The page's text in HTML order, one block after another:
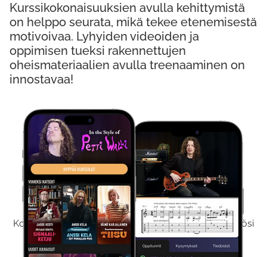
Kokeile Ilmaiseksi
Kokeilemalla ilmaiseksi saat koko sisältömme käyttöösi
viikon ajaksi.
Kurssikokonaisuuksien avulla kehittymistä
on helppo seurata, mikä tekee etenemisestä
motivoivaa. Lyhyiden videoiden ja
oppimisen tueksi rakennettujen
oheismateriaalien avulla treenaaminen on
innostavaa!